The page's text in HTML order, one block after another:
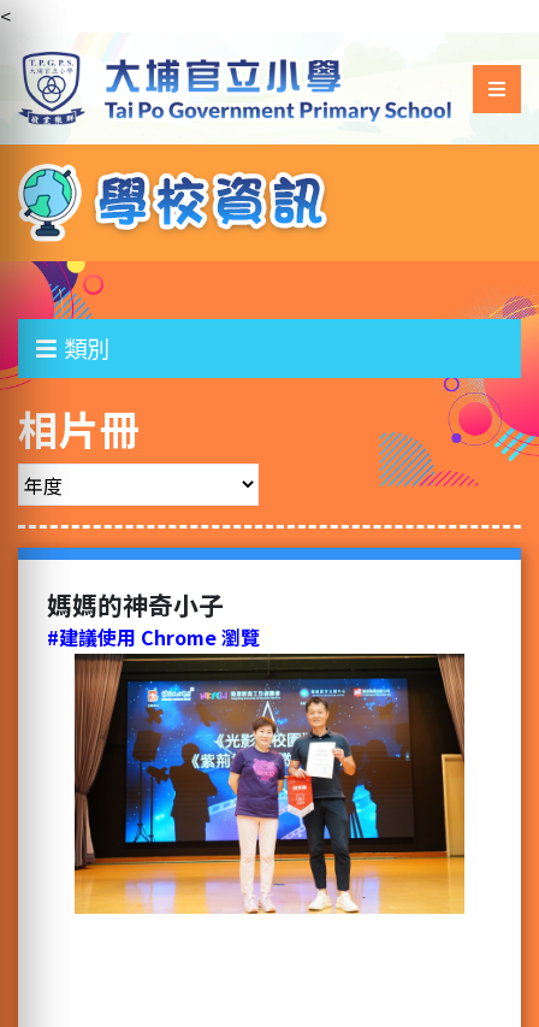
<
類別
相片冊
媽媽的神奇小子
#建議使用 Chrome 瀏覽